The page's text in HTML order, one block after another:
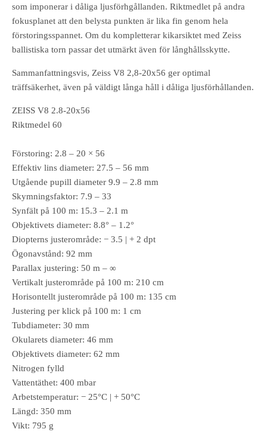
som imponerar i dåliga ljusförhgållanden. Riktmedlet på andra
fokusplanet att den belysta punkten är lika fin genom hela
förstoringsspannet. Om du kompletterar kikarsiktet med Zeiss
ballistiska torn passar det utmärkt även för långhållsskytte.
Sammanfattningsvis, Zeiss V8 2,8-20x56 ger optimal
träffsäkerhet, även på väldigt långa håll i dåliga ljusförhållanden.
ZEISS V8 2.8-20x56
Riktmedel 60
Förstoring: 2.8 – 20 × 56
Effektiv lins diameter: 27.5 – 56 mm
Utgående pupill diameter 9.9 – 2.8 mm
Skymningsfaktor: 7.9 – 33
Synfält på 100 m: 15.3 – 2.1 m
Objektivets diameter: 8.8° – 1.2°
Diopterns justerområde: − 3.5 | + 2 dpt
Ögonavstånd: 92 mm
Parallax justering: 50 m – ∞
Vertikalt justerområde på 100 m: 210 cm
Horisontellt justerområde på 100 m: 135 cm
Justering per klick på 100 m: 1 cm
Tubdiameter: 30 mm
Okularets diameter: 46 mm
Objektivets diameter: 62 mm
Nitrogen fylld
Vattentäthet: 400 mbar
Arbetstemperatur: − 25°C | + 50°C
Längd: 350 mm
Vikt: 795 g